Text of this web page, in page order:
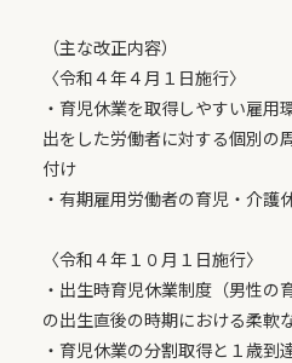
（主な改正内容）
〈令和４年４月１日施行〉
・育児休業を取得しやすい雇用
出をした労働者に対する個別の
付け
・有期雇用労働者の育児・介護
〈令和４年１０月１日施行〉
・出生時育児休業制度（男性の
の出生直後の時期における柔軟
・育児休業の分割取得と１歳到